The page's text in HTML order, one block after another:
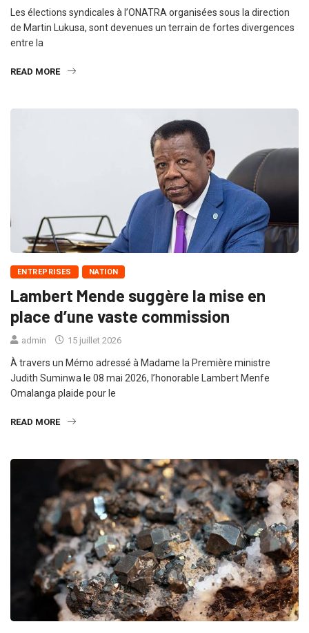
Les élections syndicales à l’ONATRA organisées sous la direction
de Martin Lukusa, sont devenues un terrain de fortes divergences
entre la
READ MORE
ENTREPRISES NATION
Lambert Mende suggère la mise en
place d’une vaste commission
admin 15 juillet 2026
À travers un Mémo adressé à Madame la Première ministre
Judith Suminwa le 08 mai 2026, l’honorable Lambert Menfe
Omalanga plaide pour le
READ MORE